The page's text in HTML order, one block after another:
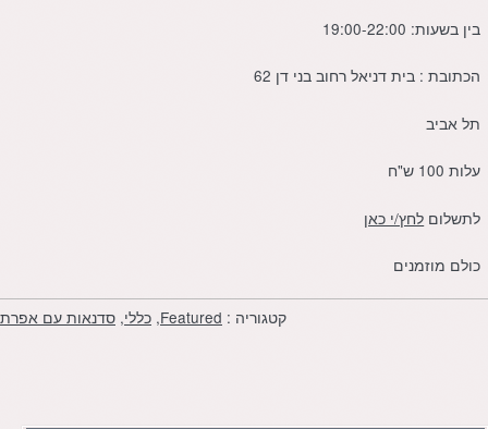
בין בשעות: 19:00-22:00
הכתובת : בית דניאל רחוב בני דן 62
תל אביב
עלות 100 ש"ח
לתשלום לחץ/י כאן
כולם מוזמנים
קטגוריה : Featured
, כללי, סדנאות עם אפרת